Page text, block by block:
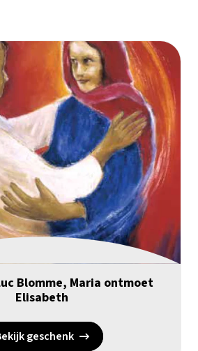
Blomme, Maria ontmoet
Elisabeth
geschenk